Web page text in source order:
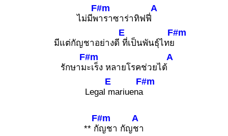
ไม่มีพ
F#m
าราซาร่าทิฟฟี่
A
มีแต่กัญชาอย่างดี
E
ที่เป็นพันธุ์ไทย
F#m
รักษาม
F#m
ะเร็ง หลายโรคช่วยได้
A
Legal
E
mariuena
F#m
** กั
F#m
ญชา กัญ
A
ชา